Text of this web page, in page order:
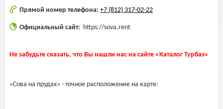
Прямой номер телефона: +7 (812) 317-02-22
Официальный сайт: https://sova.rent
Не забудьте сказать, что Вы нашли нас на сайте «Каталог Турбаз»
«Сова на прудах» - точное расположение на карте: